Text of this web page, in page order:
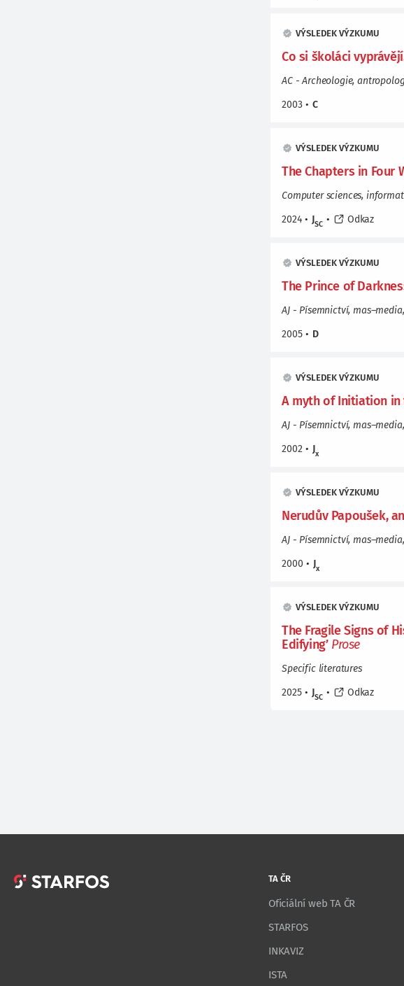
VÝSLEDEK VÝZKUMU
Co si školáci
AC - Archeologie,
2003 • C
VÝSLEDEK VÝZKUMU
The Chapters in Four
Computer sciences,
2024 • JSC • Odkaz
VÝSLEDEK VÝZKUMU
The Prince of
AJ - Písemnictví,
2005 • D
VÝSLEDEK VÝZKUMU
A myth of Initiation
AJ - Písemnictví,
2002 • Jx
VÝSLEDEK VÝZKUMU
Nerudův Papoušek,
AJ - Písemnictví,
2000 • Jx
VÝSLEDEK VÝZKUMU
The Fragile Signs of
Edifying’ Prose
Specific literatures
2025 • JSC • Odkaz
TA ČR
Oficiální web TA ČR
STARFOS
INKAVIZ
ISTA